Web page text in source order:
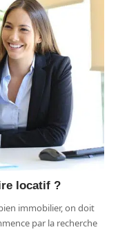
locatif ?
immobilier, on doit
par la recherche